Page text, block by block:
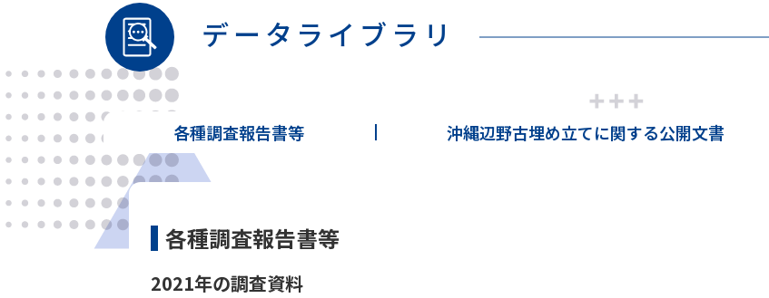
データライブラリ
各種調査報告書等 沖縄辺野古埋め立てに関する公開文書
各種調査報告書等
2021年の調査資料